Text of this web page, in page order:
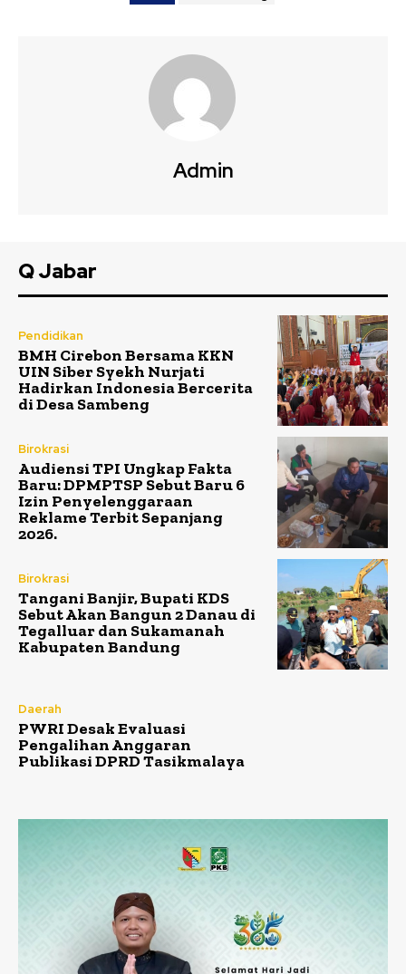
Admin
Q Jabar
Pendidikan
BMH Cirebon Bersama KKN
UIN Siber Syekh Nurjati
Hadirkan Indonesia Bercerita
di Desa Sambeng
Birokrasi
Audiensi TPI Ungkap Fakta
Baru: DPMPTSP Sebut Baru 6
Izin Penyelenggaraan
Reklame Terbit Sepanjang
2026.
Birokrasi
Tangani Banjir, Bupati KDS
Sebut Akan Bangun 2 Danau di
Tegalluar dan Sukamanah
Kabupaten Bandung
Daerah
PWRI Desak Evaluasi
Pengalihan Anggaran
Publikasi DPRD Tasikmalaya